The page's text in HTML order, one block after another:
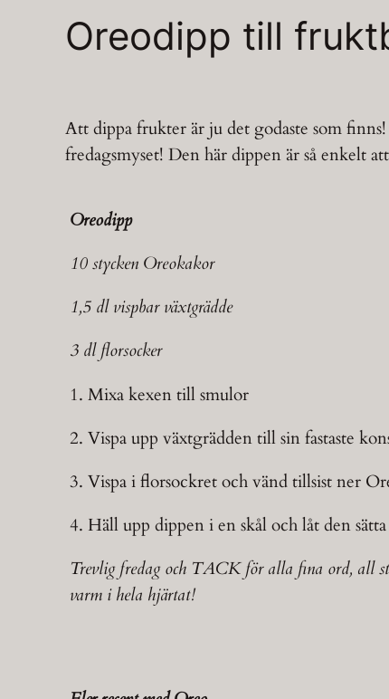
Oreodipp till
Att dippa frukter är ju det godaste som
fredagsmyset! Den här dippen är så enkelt
Oreodipp
10 stycken Oreokakor
1,5 dl vispbar växtgrädde
3 dl florsocker
1. Mixa kexen till smulor
2. Vispa upp växtgrädden till sin fastaste
3. Vispa i florsockret och vänd tillsist ner
4. Häll upp dippen i en skål och låt den
Trevlig fredag och TACK för alla fina ord, all
varm i hela hjärtat!